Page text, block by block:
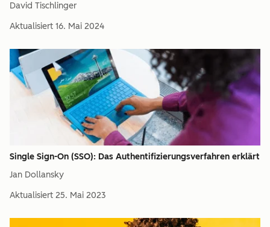
David Tischlinger
Aktualisiert 16. Mai 2024
Single Sign-On (SSO): Das Authentifizierungsverfahren erklärt
Jan Dollansky
Aktualisiert 25. Mai 2023